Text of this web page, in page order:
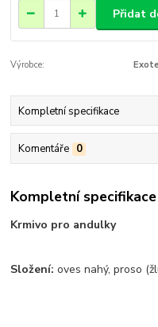
Přidat
Výrobce:
Kompletní specifikace
Komentáře 0
Kompletní specifikace
Krmivo pro andulky
Složení:oves nahý, proso